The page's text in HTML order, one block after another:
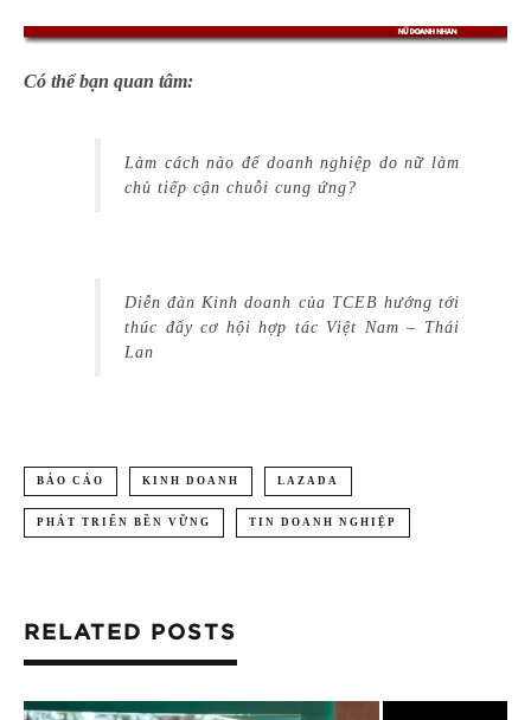
Có thể bạn quan tâm:
Làm cách nào để doanh nghiệp do nữ làm
chủ tiếp cận chuỗi cung ứng?
Diễn đàn Kinh doanh của TCEB hướng tới
thúc đẩy cơ hội hợp tác Việt Nam – Thái
Lan
BÁO CÁO KINH DOANH LAZADA
PHÁT TRIỂN BỀN VỮNG TIN DOANH NGHIỆP
RELATED POSTS